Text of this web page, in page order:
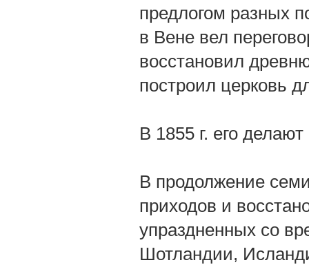
предлогом разных
в Вене вел
восстановил
построил церковь
В 1855 г. его
В продолжение
приходов и
упраздненных со
Шотландии,